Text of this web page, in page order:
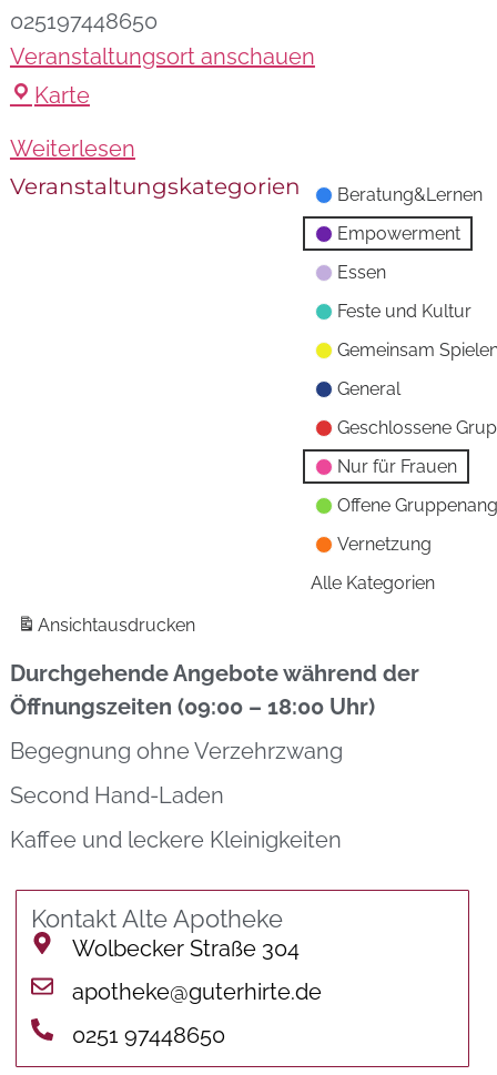
025197448650
Veranstaltungsort anschauen
Karte
Weiterlesen
Veranstaltungskategorien
Beratung&Lernen
Empowerment
Essen
Feste und Kultur
Gemeinsam
General
Geschlossene
Nur für Frauen
Offene
Vernetzung
Alle Kategorien
Ansichtausdrucken
Durchgehende Angebote während der
Öffnungszeiten (09:00 – 18:00 Uhr)
Begegnung ohne Verzehrzwang
Second Hand-Laden
Kaffee und leckere Kleinigkeiten
Kontakt Alte Apotheke
Wolbecker Straße 304
apotheke@guterhirte.de
0251 97448650